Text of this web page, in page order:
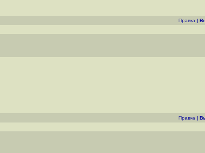
Правка |
Правка |